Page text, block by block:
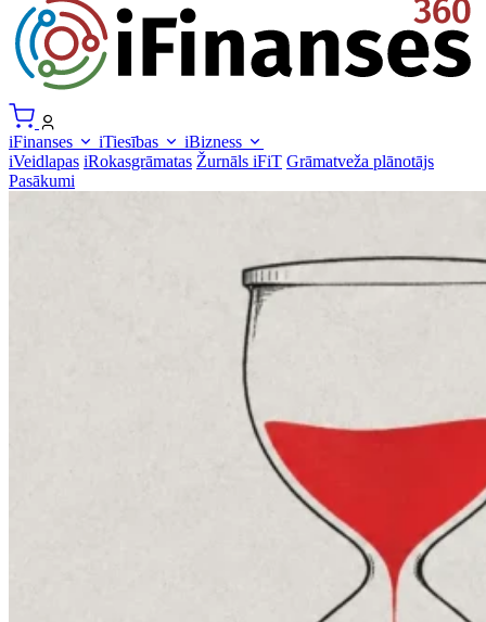
iFinanses iTiesības
iBizness
iVeidlapas iRokasgrāmatas Žurnāls iFiT Grāmatveža plānotājs
Pasākumi